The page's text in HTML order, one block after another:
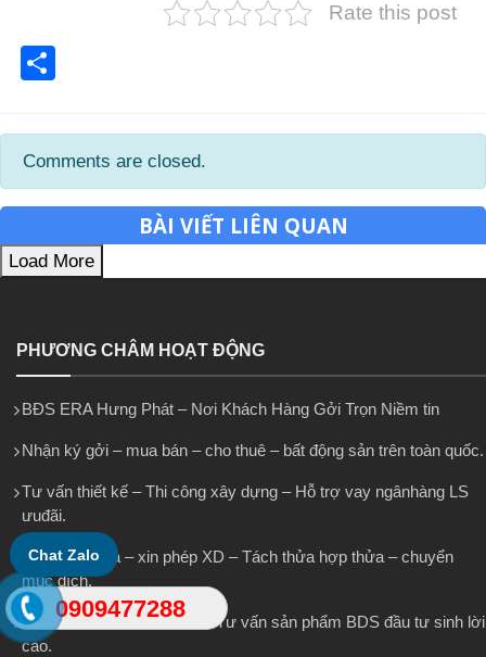
Rate this post
Comments are closed.
BÀI VIẾT LIÊN QUAN
Load More
PHƯƠNG CHÂM HOẠT ĐỘNG
BĐS ERA Hưng Phát – Nơi Khách Hàng Gởi Trọn Niềm tin
Nhận ký gởi – mua bán – cho thuê – bất động sản trên toàn quốc.
Tư vấn thiết kế – Thi công xây dựng – Hỗ trợ vay ngânhàng LS
ưuđãi.
Hợp thức hóa – xin phép XD – Tách thửa hợp thửa – chuyển
mục đích.
Nhận khai di sản thừa kế – Tư vấn sản phẩm BDS đầu tư sinh lời
cao.
Chat Zalo
0909477288